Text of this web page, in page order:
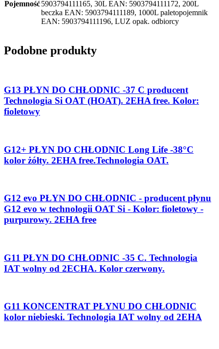
Pojemność5903794111165, 30L EAN: 5903794111172, 200L
beczka EAN: 5903794111189, 1000L paletopojemnik
EAN: 5903794111196, LUZ opak. odbiorcy
Podobne produkty
G13 PŁYN DO CHŁODNIC -37 C producent
Technologia Si OAT (HOAT). 2EHA free. Kolor:
fioletowy
G12+ PŁYN DO CHŁODNIC Long Life -38°C
kolor żółty. 2EHA free.Technologia OAT.
G12 evo PŁYN DO CHŁODNIC - producent płynu
G12 evo w technologii OAT Si - Kolor: fioletowy -
purpurowy. 2EHA free
G11 PŁYN DO CHŁODNIC -35 C. Technologia
IAT wolny od 2ECHA. Kolor czerwony.
G11 KONCENTRAT PŁYNU DO CHŁODNIC
kolor niebieski. Technologia IAT wolny od 2EHA